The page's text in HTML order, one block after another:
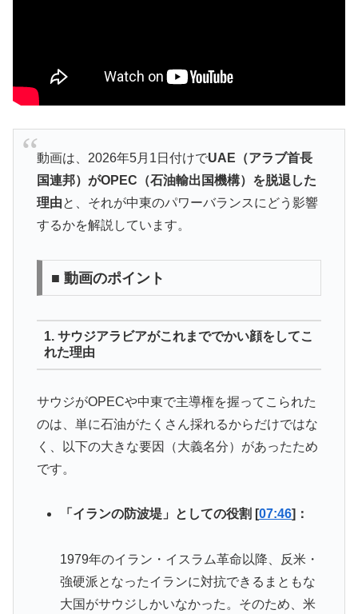
動画は、2026年5月1日付けでUAE（アラブ首長
国連邦）がOPEC（石油輸出国機構）を脱退した
理由と、それが中東のパワーバランスにどう影響
するかを解説しています。
■ 動画のポイント
1. サウジアラビアがこれまででかい顔をしてこ
れた理由
サウジがOPECや中東で主導権を握ってこられた
のは、単に石油がたくさん採れるからだけではな
く、以下の大きな要因（大義名分）があったため
です。
「イランの防波堤」としての役割 [07:46]：
1979年のイラン・イスラム革命以降、反米・
強硬派となったイランに対抗できるまともな
大国がサウジしかいなかった。そのため、米